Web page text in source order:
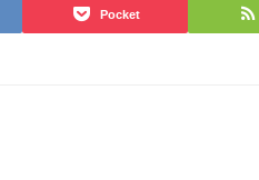
Pocket